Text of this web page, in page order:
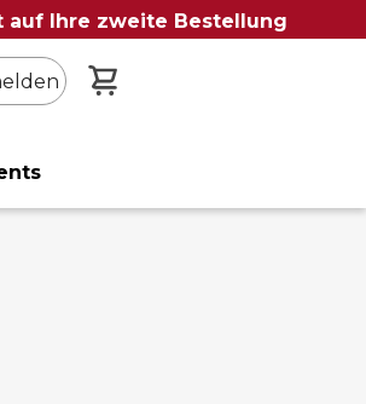
auf Ihre zweite Bestellung